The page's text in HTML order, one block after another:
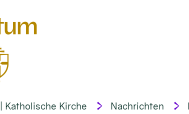
Katholische Kirche Nachrichten